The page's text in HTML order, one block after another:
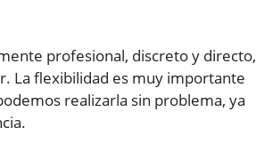
profesional, discreto y directo,
La flexibilidad es muy importante
realizarla sin problema, ya